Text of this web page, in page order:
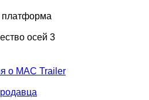
платформа
осей 3
о MAC Trailer